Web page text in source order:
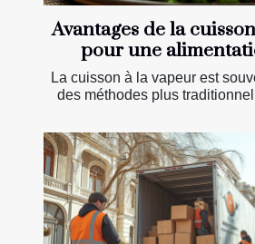
Avantages de la
pour une
La cuisson à la vapeur est
des méthodes plus